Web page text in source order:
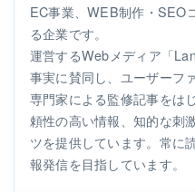
EC事業、WEB制作・SEO
る企業です。
運営するWebメディア「
事実に賛同し、ユーザーフ
専門家による監修記事をは
頼性の高い情報、知的な刺
ツを提供しています。常に
報発信を目指しています。